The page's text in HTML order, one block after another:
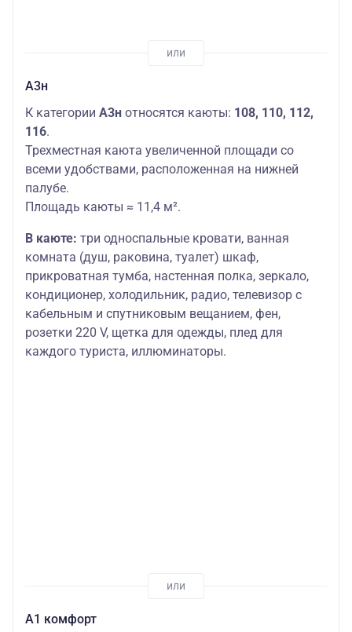
А3н
К категории А3н относятся каюты: 108, 110, 112,
116.
Трехместная каюта увеличенной площади со
всеми удобствами, расположенная на нижней
палубе.
Площадь каюты ≈ 11,4 м².
В каюте: три односпальные кровати, ванная
комната (душ, раковина, туалет) шкаф,
прикроватная тумба, настенная полка, зеркало,
кондиционер, холодильник, радио, телевизор с
кабельным и спутниковым вещанием, фен,
розетки 220 V, щетка для одежды, плед для
каждого туриста, иллюминаторы.
А1 комфорт